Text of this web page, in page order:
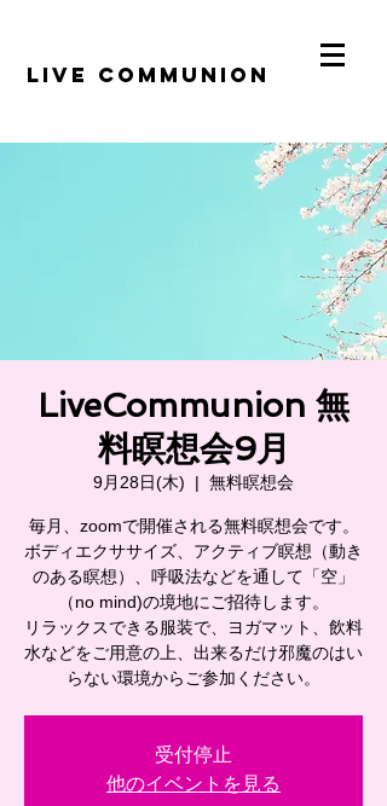
​LiVE COMMUNION
LiveCommunion 無
料瞑想会9月
9月28日(木)
  |
無料瞑想会
毎月、zoomで開催される無料瞑想会です。
ボディエクササイズ、アクティブ瞑想（動き
のある瞑想）、呼吸法などを通して「空」
（no mind)の境地にご招待します。
リラックスできる服装で、ヨガマット、飲料
水などをご用意の上、出来るだけ邪魔のはい
らない環境からご参加ください。
受付停止
他のイベントを見る